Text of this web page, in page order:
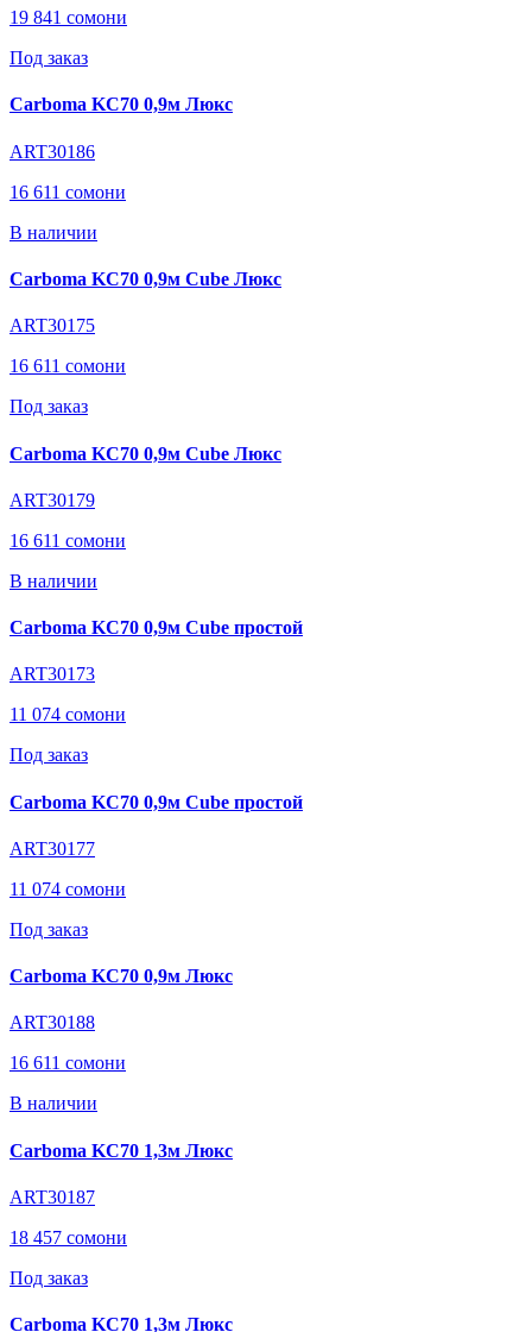
19 841 сомони
Под заказ
Carboma KC70 0,9м Люкс
ART30186
16 611 сомони
В наличии
Carboma KC70 0,9м Cube Люкс
ART30175
16 611 сомони
Под заказ
Carboma KC70 0,9м Cube Люкс
ART30179
16 611 сомони
В наличии
Carboma KC70 0,9м Cube простой
ART30173
11 074 сомони
Под заказ
Carboma KC70 0,9м Cube простой
ART30177
11 074 сомони
Под заказ
Carboma KC70 0,9м Люкс
ART30188
16 611 сомони
В наличии
Carboma KC70 1,3м Люкс
ART30187
18 457 сомони
Под заказ
Carboma KC70 1,3м Люкс